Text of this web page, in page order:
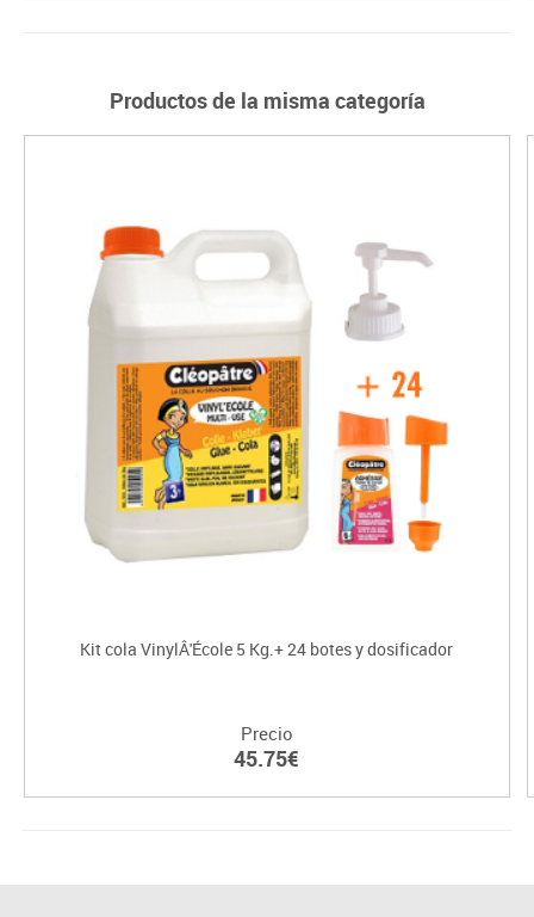
Productos de la misma categoría
Kit cola VinylÂ'École 5 Kg.+ 24 botes y dosificador
Precio
45.75€